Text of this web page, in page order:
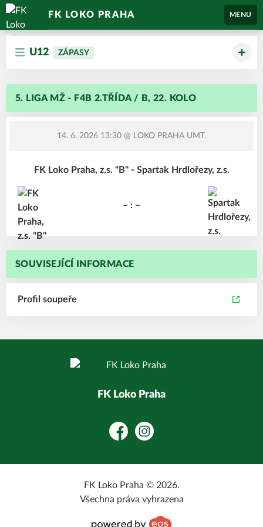
FK LOKO PRAHA MENU
U12 ZÁPASY
5. LIGA MŽ - F4B 2.TŘÍDA / B, 22. KOLO
14. 6. 2026 13:30 @ LOKO PRAHA UMT.
FK Loko Praha, z.s. "B" - Spartak Hrdlořezy, z.s.
– : –
SOUVISEJÍCÍ INFORMACE
Profil soupeře
FK Loko Praha
FacebookInstagram
FK Loko Praha © 2026.
Všechna práva vyhrazena